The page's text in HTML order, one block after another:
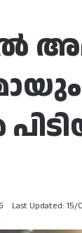
Last Updated: 15/